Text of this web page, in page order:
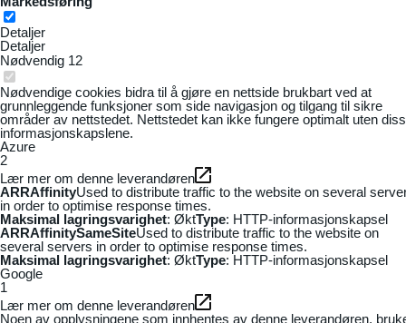
Detaljer
Detaljer
Nødvendig 12
Nødvendige cookies bidra til å gjøre en nettside brukbart ved at
grunnleggende funksjoner som side navigasjon og tilgang til sikre
områder av nettstedet. Nettstedet kan ikke fungere optimalt uten
informasjonskapslene.
Azure
2
Lær mer om denne leverandøren
ARRAffinityUsed to distribute traffic to the website on several
in order to optimise response times.
Maksimal lagringsvarighet: ØktType: HTTP-informasjonskapsel
ARRAffinitySameSiteUsed to distribute traffic to the website on
several servers in order to optimise response times.
Maksimal lagringsvarighet: ØktType: HTTP-informasjonskapsel
Google
1
Lær mer om denne leverandøren
Noen av opplysningene som innhentes av denne leverandøren,